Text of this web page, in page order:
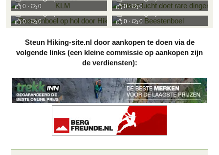
0
0
0
0
0
0
Beestenboel
0
0
Steun Hiking-site.nl door aankopen te doen via de
volgende links (een kleine commissie op aankopen zijn
de verdiensten):